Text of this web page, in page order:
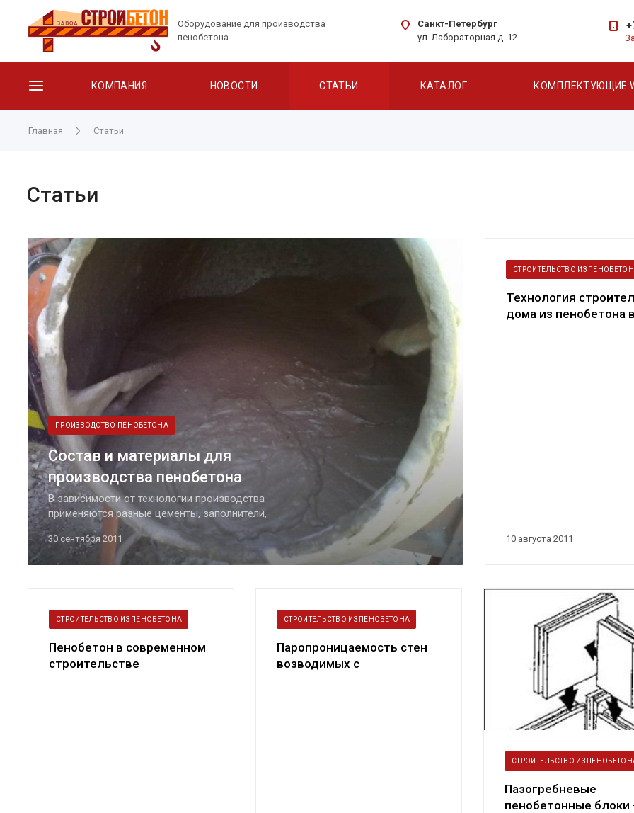
Оборудование для производства
пенобетона.
Санкт-Петербург
ул. Лабораторная д. 12
КОМПАНИЯ НОВОСТИ СТАТЬИ КАТАЛОГ КОМПЛЕКТУЮЩИЕ
Главная Статьи
Статьи
ПРОИЗВОДСТВО ПЕНОБЕТОНА
Состав и материалы для
производства пенобетона
В зависимости от технологии производства
применяются разные цементы, заполнители,
пенообразователи и добавки. Далее мы подробно
рассмотрим каждый компонент и приведем список
всех пенообразователей и добавок.
30 сентября 2011 10 августа 2011
СТРОИТЕЛЬСТВО ИЗ
Технология
дома из пенобетона
СТРОИТЕЛЬСТВО ИЗ ПЕНОБЕТОНА
Пенобетон в современном
строительстве
СТРОИТЕЛЬСТВО ИЗ ПЕНОБЕТОНА
Паропроницаемость стен
возводимых с
СТРОИТЕЛЬСТВО ИЗ
Пазогребневые
пенобетонные блоки